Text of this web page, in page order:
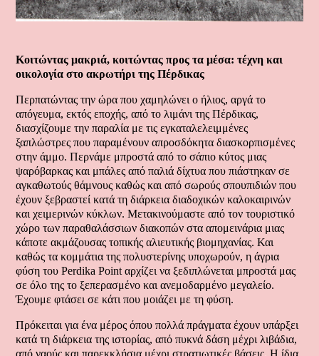
Κοιτώντας μακριά, κοιτώντας προς τα μέσα: τέχνη και
οικολογία στο ακρωτήρι της Πέρδικας
Περπατώντας την ώρα που χαμηλώνει ο ήλιος, αργά το
απόγευμα, εκτός εποχής, από το λιμάνι της Πέρδικας,
διασχίζουμε την παραλία με τις εγκαταλελειμμένες
ξαπλώστρες που παραμένουν απροσδόκητα διασκορπισμένες
στην άμμο. Περνάμε μπροστά από το σάπιο κύτος μιας
ψαρόβαρκας και μπάλες από παλιά δίχτυα που πιάστηκαν σε
αγκαθωτούς θάμνους καθώς και από σωρούς σπουπιδιών που
έχουν ξεβραστεί κατά τη διάρκεια διαδοχικών καλοκαιρινών
και χειμερινών κύκλων. Μετακινούμαστε από τον τουριστικό
χώρο των παραθαλάσσιων διακοπών στα απομεινάρια μιας
κάποτε ακμάζουσας τοπικής αλιευτικής βιομηχανίας. Και
καθώς τα κομμάτια της πολυστερίνης υποχωρούν, η άγρια
φύση του Perdika Point αρχίζει να ξεδιπλώνεται μπροστά μας
σε όλο της το ξεπερασμένο και ανεμοδαρμένο μεγαλείο.
Έχουμε φτάσει σε κάτι που μοιάζει με τη φύση.
Πρόκειται για ένα μέρος όπου πολλά πράγματα έχουν υπάρξει
κατά τη διάρκεια της ιστορίας, από πυκνά δάση μέχρι λιβάδια,
από ναούς και παρεκκλήσια μέχρι στρατιωτικές βάσεις. Η ίδια